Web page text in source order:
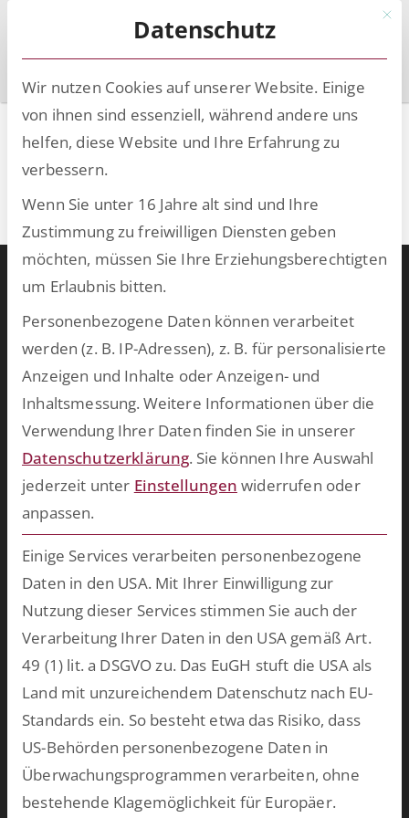
Berliner
Expertengespräche – BEX
HR
Warum ESCRIBA?
Unser Herz schlägt für digitale Prozesse und skalierbare
Technologien, die wir auf unserer eigenen No- und Low-Code-
Plattform entwickeln. Damit schaffen wir in kurzer Zeit
bahnbrechende Ergebnisse und bringen Ihre Softwarewelt auf
Vordermann. Wählen Sie aus unserem breiten Spektrum an
vorkonfektionierten Lösungen oder lassen Sie uns
maßgeschneiderte Software für Ihren persönlichen Einsatzzweck
entwickeln.mehr >>
Zukünftig mehr über ESCRIBA erfahren?
Einfach hier für unseren E-Mail Verteiler anmelden.
Ich habe die Hinweise zumDatenschutzzur Kenntnis
genommen.*
Anti-Roboter-Verifizierung
Mit
Datenschutz
Wir nutzen Cookies auf unserer Website. Einige
von ihnen sind essenziell, während andere uns
helfen, diese Website und Ihre Erfahrung zu
verbessern.
Wenn Sie unter 16 Jahre alt sind und Ihre
Zustimmung zu freiwilligen Diensten geben
möchten, müssen Sie Ihre Erziehungsberechtigten
um Erlaubnis bitten.
Personenbezogene Daten können verarbeitet
werden (z. B. IP-Adressen), z. B. für personalisierte
Anzeigen und Inhalte oder Anzeigen- und
Inhaltsmessung. Weitere Informationen über die
Verwendung Ihrer Daten finden Sie in unserer
Datenschutzerklärung. Sie können Ihre Auswahl
jederzeit unter Einstellungen widerrufen oder
anpassen.
Einige Services verarbeiten personenbezogene
Daten in den USA. Mit Ihrer Einwilligung zur
Nutzung dieser Services stimmen Sie auch der
Verarbeitung Ihrer Daten in den USA gemäß Art.
49 (1) lit. a DSGVO zu. Das EuGH stuft die USA als
Land mit unzureichendem Datenschutz nach EU-
Standards ein. So besteht etwa das Risiko, dass
US-Behörden personenbezogene Daten in
Überwachungsprogrammen verarbeiten, ohne
bestehende Klagemöglichkeit für Europäer.